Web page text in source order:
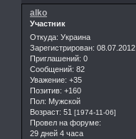
alko
Участник
Откуда: Украина
Зарегистрирован: 08.07.2012
Приглашений: 0
Сообщений: 82
Уважение: +35
Позитив: +160
Пол: Мужской
Возраст: 51 [1974-11-06]
Провел на форуме:
29 дней 4 часа